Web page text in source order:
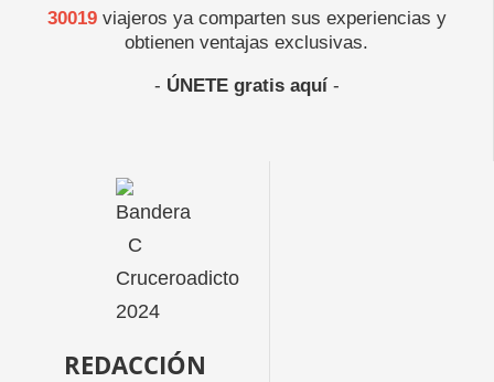
30019viajeros ya comparten sus experiencias y
obtienen ventajas exclusivas.
- ÚNETE gratis aquí-
REDACCIÓN